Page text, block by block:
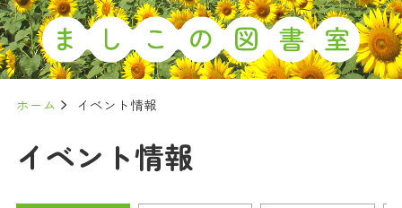
ホーム イベント情報
イベント情報